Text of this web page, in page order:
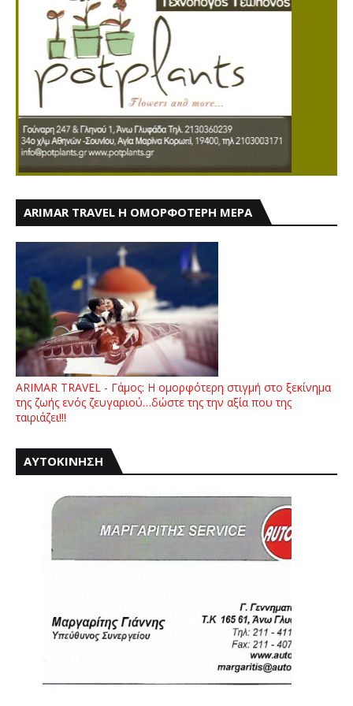
ARIMAR TRAVEL Η ΟΜΟΡΦΟΤΕΡΗ ΜΕΡΑ
ARIMAR TRAVEL - Γάμος: Η ομορφότερη στιγμή στο ξεκίνημα
της ζωής ενός ζευγαριού…δώστε της την αξία που της
ταιριάζει!!!
ΑΥΤΟΚΙΝΗΣΗ